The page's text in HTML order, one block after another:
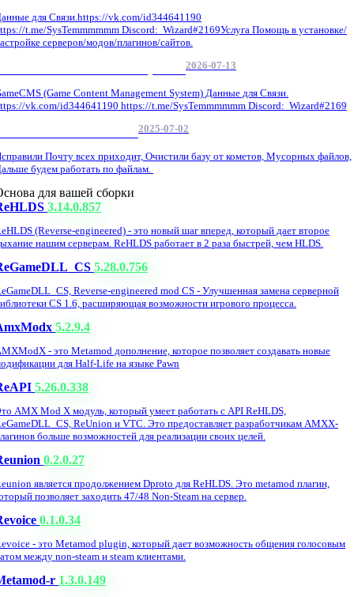
для Связи.https://vk.com/id344641190
t.me/SysTemmmmmm Discord: Wizard#2169Услуга Помощь в установке/
серверов/модов/плагинов/сайтов.
2026-07-13
(Game Content Management System) Данные для Связи.
vk.com/id344641190 https://t.me/SysTemmmmmm Discord: Wizard#2169
2025-07-02
Почту всех приходит, Очистили базу от кометов, Мусорных файлов,
будем работать по файлам.
для вашей сборки
3.14.0.857
(Reverse-engineered) - это новый шаг вперед, который дает второе
нашим серверам. ReHLDS работает в 2 раза быстрей, чем HLDS.
5.28.0.756
Reverse-engineered mod CS - Улучшенная замена серверной
CS 1.6, расширяющая возможности игрового процесса.
5.2.9.4
- это Metamod дополнение, которое позволяет создавать новые
для Half-Life на языке Pawn
5.26.0.338
AMX Mod X модуль, который умеет работать с API ReHLDS,
ReUnion и VTC. Это предоставляет разработчикам AMXX-
больше возможностей для реализации своих целей.
0.2.0.27
является продолжением Dproto для ReHLDS. Это metamod плагин,
позволяет заходить 47/48 Non-Steam на сервер.
0.1.0.34
- это Metamod plugin, который дает возможность общения голосовым
между non-steam и steam клиентами.
r 1.3.0.149